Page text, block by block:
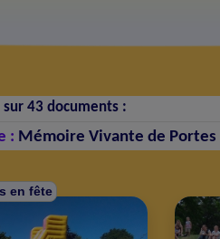
sur 43 documents :
: Mémoire Vivante de Portes
en fête